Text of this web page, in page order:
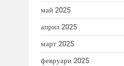
май 2025
април 2025
март 2025
февруари 2025